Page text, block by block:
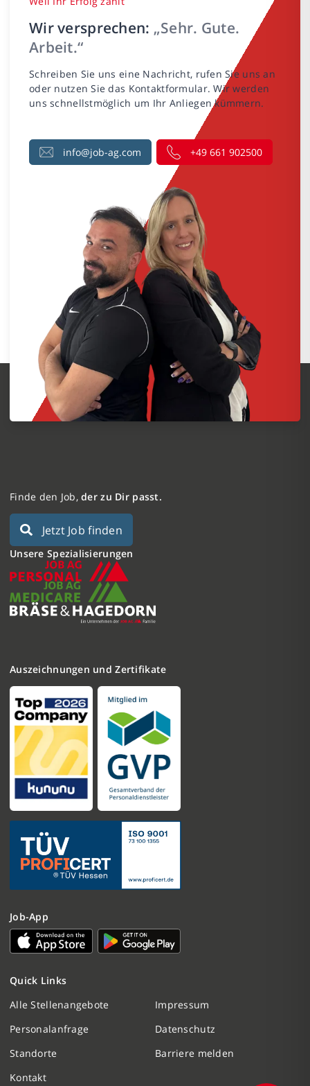
Nachricht schreiben
Initiativbewerbung
Personalanfrage
Wir versprechen: „Sehr. Gute.
Arbeit.“
Schreiben Sie uns eine Nachricht, rufen Sie uns an
oder nutzen Sie das Kontaktformular. Wir werden
uns schnellstmöglich um Ihr Anliegen kümmern.
info@job-ag.com +49 661 902500
Finde den Job,der zu Dir passt.
Jetzt Job finden
Unsere Spezialisierungen
Auszeichnungen und Zertifikate
Job-App
Quick Links
Alle Stellenangebote
Personalanfrage
Standorte
Kontakt
Impressum
Datenschutz
Barriere melden